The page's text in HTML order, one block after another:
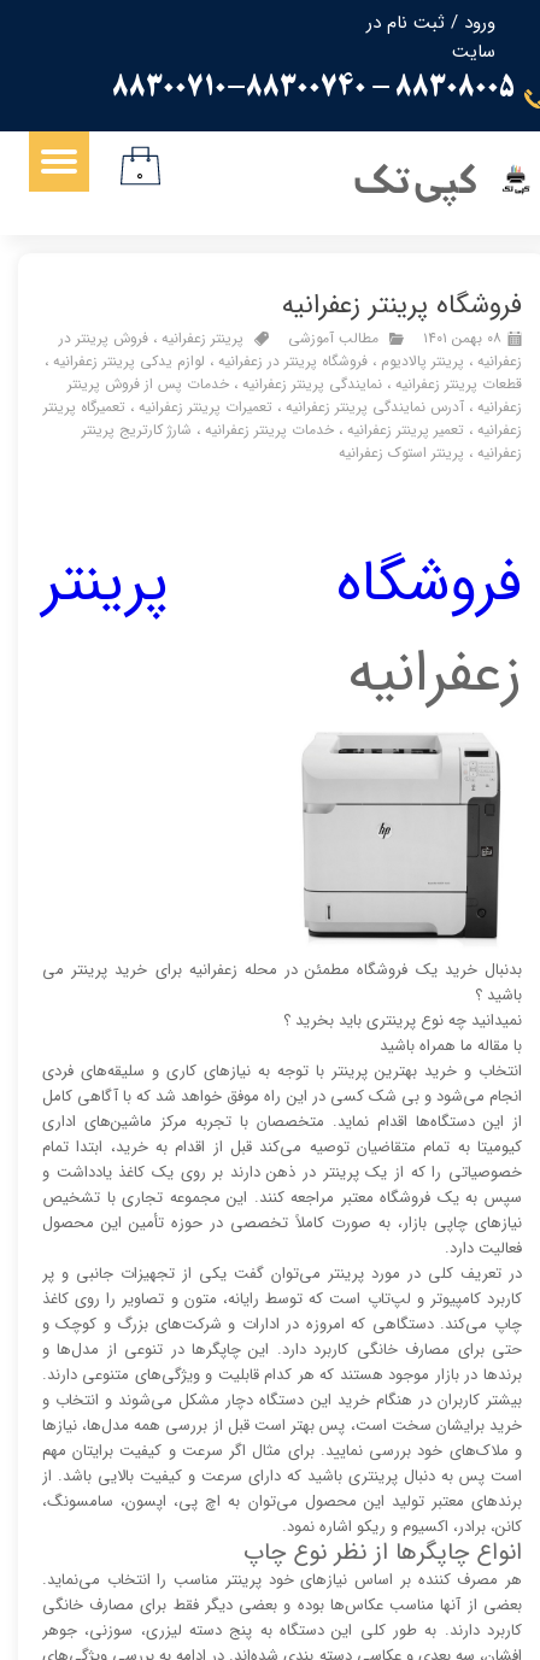
ورود / ثبت نام در
سایت
حساب کاربری من
تغییر گذر واژه
سفارشات
88308005 - 88300710-88300740
کپی تک ۰
فروشگاه پرینتر زعفرانیه
۰۸ بهمن ۱۴۰۱ مطالب آموزشی پرینتر زعفرانیه ، فروش پرینتر در
زعفرانیه ، پرینتر پالادیوم ، فروشگاه پرینتر در زعفرانیه ، لوازم یدکی پرینتر زعفرانیه ،
قطعات پرینتر زعفرانیه ، نمایندگی پرینتر زعفرانیه ، خدمات پس از فروش پرینتر
زعفرانیه ، آدرس نمایندگی پرینتر زعفرانیه ، تعمیرات پرینتر زعفرانیه ، تعمیرگاه پرینتر
زعفرانیه ، تعمیر پرینتر زعفرانیه ، خدمات پرینتر زعفرانیه ، شارژ کارتریج پرینتر
زعفرانیه ، پرینتر استوک زعفرانیه
فروشگاه پرینتر
زعفرانیه
بدنبال خرید یک فروشگاه مطمئن در محله زعفرانیه برای خرید پرینتر می
باشید ؟
نمیدانید چه نوع پرینتری باید بخرید ؟
با مقاله ما همراه باشید
انتخاب و خرید بهترین پرینتر با توجه به نیاز‌‌های کاری و سلیقه‌های فردی
انجام می‌شود و بی شک کسی در این راه موفق خواهد شد که با آگاهی کامل
از این دستگاه‌ها اقدام نماید. متخصصان با تجربه مرکز ماشین‌های اداری
کیومیتا به تمام متقاضیان توصیه می‌کند قبل از اقدام به خرید، ابتدا تمام
خصوصیاتی را که از یک پرینتر در ذهن دارند بر روی یک کاغذ یادداشت و
سپس به یک فروشگاه معتبر مراجعه کنند. این مجموعه تجاری با تشخیص
نیاز‌‌های چاپی بازار، به صورت کاملاً تخصصی در حوزه تأمین این محصول
فعالیت دارد.
در تعریف کلی در مورد پرینتر می‌توان گفت یکی از تجهیزات جانبی و پر
کاربرد کامپیوتر و لپ‌تاپ است که توسط رایانه، متون و تصاویر را روی کاغذ
چاپ می‌کند. دستگاهی که امروزه در ادارات و شرکت‌های بزرگ و کوچک و
حتی برای مصارف خانگی کاربرد دارد. این چاپگر‌ها در تنوعی از مدل‌ها و
برند‌ها در بازار موجود هستند که هر کدام قابلیت و ویژگی‌های متنوعی دارند.
بیشتر کاربران در هنگام خرید این دستگاه دچار مشکل می‌شوند و انتخاب و
خرید برایشان سخت است، پس بهتر است قبل از بررسی همه مدل‌ها، نیاز‌ها
و ملاک‌های خود بررسی نمایید. برای مثال اگر سرعت و کیفیت برایتان مهم
است پس به دنبال پرینتری باشید که دارای سرعت و کیفیت بالایی باشد. از
برند‌های معتبر تولید این محصول می‌توان به اچ پی، اپسون، سامسونگ،
کانن، برادر، اکسیوم و ریکو اشاره نمود.
انواع چاپگر‌ها از نظر نوع چاپ
هر مصرف کننده بر اساس نیاز‌های خود پرینتر مناسب را انتخاب می‌نماید.
بعضی از آنها مناسب عکاس‌ها بوده و بعضی دیگر فقط برای مصارف خانگی
کاربرد دارند. به طور کلی این دستگاه به پنج دسته لیزری، سوزنی، جوهر